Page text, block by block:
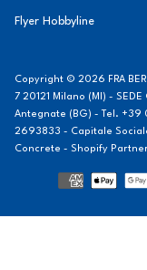
Flyer Hobbyline
Copyright © 2026 FRA
7 20121 Milano (MI) -
Antegnate (BG) - Tel. +39
2693833 - Capitale
Concrete - Shopify
Modalità